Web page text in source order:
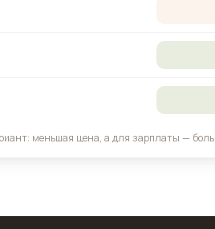
меньшая цена, а для зарплаты —